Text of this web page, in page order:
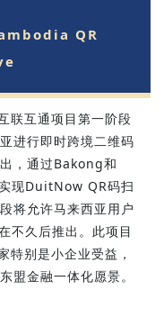
QR
联互通项目第一阶段
进行即时跨境二维码
，通过Bakong和
现DuitNow QR码扫
将允许马来西亚用户
不久后推出。此项目
特别是小企业受益，
盟金融一体化愿景。